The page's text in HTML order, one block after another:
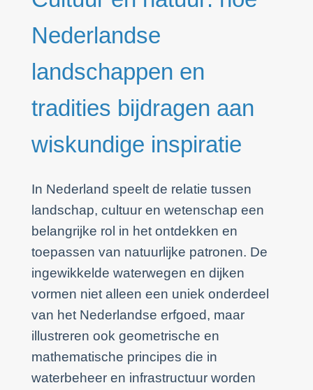
Nederlandse
landschappen en
tradities bijdragen aan
wiskundige inspiratie
In Nederland speelt de relatie tussen
landschap, cultuur en wetenschap een
belangrijke rol in het ontdekken en
toepassen van natuurlijke patronen. De
ingewikkelde waterwegen en dijken
vormen niet alleen een uniek onderdeel
van het Nederlandse erfgoed, maar
illustreren ook geometrische en
mathematische principes die in
waterbeheer en infrastructuur worden